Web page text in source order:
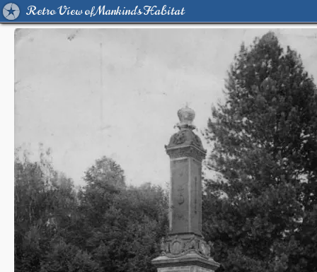
Retro View of Mankind's Habitat